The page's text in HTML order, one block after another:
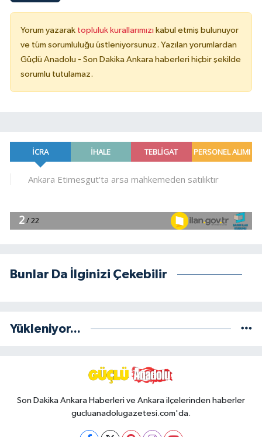
Yorum yazarak topluluk kurallarımızı kabul etmiş bulunuyor
ve tüm sorumluluğu üstleniyorsunuz. Yazılan yorumlardan
Güçlü Anadolu - Son Dakika Ankara haberleri hiçbir şekilde
sorumlu tutulamaz.
Bunlar Da İlginizi Çekebilir
Yükleniyor...
Son Dakika Ankara Haberleri ve Ankara ilçelerinden haberler
gucluanadolugazetesi.com'da.